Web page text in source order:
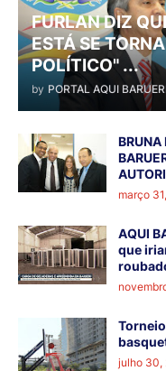
FURLAN DIZ
ESTÁ SE
POLÍTICO" ...
by PORTAL AQUI
BRUNA
março
AQUI
que
julho 30,